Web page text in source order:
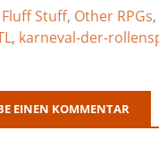
Fluff Stuff, Other RPGs,
, karneval-der-
EINEN KOMMENTAR